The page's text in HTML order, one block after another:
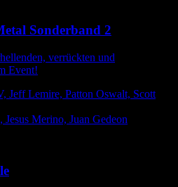
Sonderband 2
verrückten und
Event!
Jeff Lemire, Patton Oswalt, Scott
Merino, Juan Gedeon